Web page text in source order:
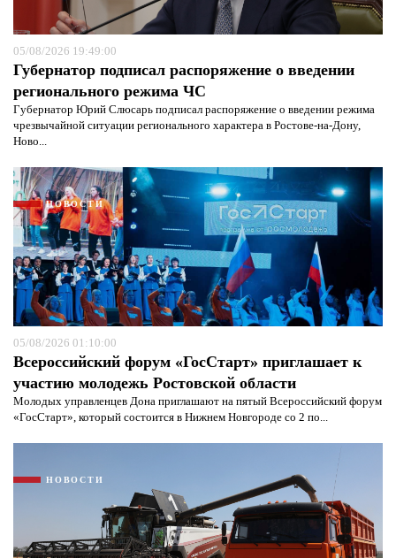
05/08/2026 19:49:00
Губернатор подписал распоряжение о введении
регионального режима ЧС
Губернатор Юрий Слюсарь подписал распоряжение о введении режима
чрезвычайной ситуации регионального характера в Ростове-на-Дону,
Ново...
НОВОСТИ
05/08/2026 01:10:00
Всероссийский форум «ГосСтарт» приглашает к
участию молодежь Ростовской области
Молодых управленцев Дона приглашают на пятый Всероссийский форум
«ГосСтарт», который состоится в Нижнем Новгороде со 2 по...
НОВОСТИ
Я согласен с
защиты информации*
Я согласен с
защиты информации*